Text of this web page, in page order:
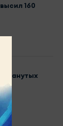
160